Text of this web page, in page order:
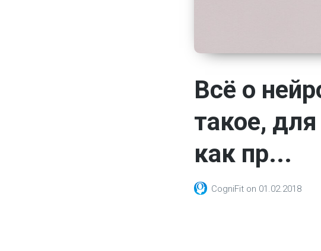
Всё о
такое,
как пр...
CogniFit on 01.02.2018